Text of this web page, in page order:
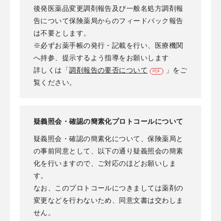
後発医薬品変更調剤報告及び一般名処方調剤報
告について保険薬局からのフィードバック報告
は不要とします。
※必ずお薬手帳の発行・記載を行い、医療機関
へ持参、提示するよう指導をお願いします
詳しくは「調剤報告の要否について
」をご
覧ください。
疑義照会・確認の簡素化プロトコールについて
疑義照会・確認の簡素化について、保険薬局と
の事前同意として、以下の通り疑義照会の簡素
化を行いますので、ご対応のほどお願いしま
す。
なお、このプロトコールにつきましては薬剤の
変更などを行わないため、同意文書は交わしま
せん。